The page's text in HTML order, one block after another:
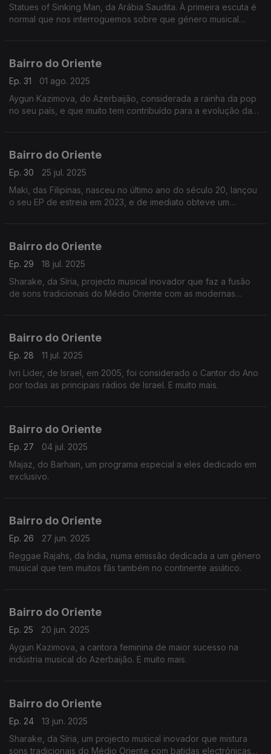
Statues of Sinking Man, da Arábia Saudita. À primeira escuta é
normal que nos interroguemos sobre que género musical
Bairro do Oriente
Ep. 31
01 ago. 2025
Aygun Kazimova, do Azerbaijão, considerada a rainha da pop
no seu país, e que muito tem contribuído para a evolução da
Bairro do Oriente
Ep. 30
25 jul. 2025
Maki, das Filipinas, nasceu no último ano do século 20, lançou
o seu EP de estreia em 2023, e de imediato obteve um
Bairro do Oriente
Ep. 29
18 jul. 2025
Sharake, da Síria, projecto musical inovador que faz a fusão
de sons tradicionais do Médio Oriente com as modernas
Bairro do Oriente
Ep. 28
11 jul. 2025
Ivri Lider, de Israel, em 2005, foi considerado o Cantor do Ano
por todas as principais rádios de Israel. E muito mais.
Bairro do Oriente
Ep. 27
04 jul. 2025
Majaz, do Barhain, um programa especial a eles dedicado em
exclusivo.
Bairro do Oriente
Ep. 26
27 jun. 2025
Reggae Rajahs, da Índia, numa emissão dedicada a um género
musical que tem muitos fãs também no continente asiático.
Bairro do Oriente
Ep. 25
20 jun. 2025
Aygun Kazimova, a cantora feminina de maior sucesso na
indústria musical do Azerbaijão. E muito mais.
Bairro do Oriente
Ep. 24
13 jun. 2025
Sharake, da Síria, um projecto musical inovador que mistura
sons tradicionais do Médio Oriente com batidas electrónicas